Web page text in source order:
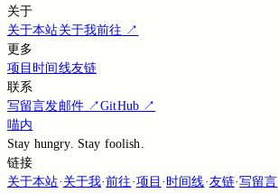
关于
关于本站关于我前往 ↗
更多
项目 时间线友链
联系
写留言发邮件↗GitHub↗
喵内
Stay hungry. Stay foolish.
链接
关于本站· 关于我·前往 ·项目 · 时间线·友链·写留言